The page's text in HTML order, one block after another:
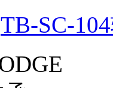
TB-SC-